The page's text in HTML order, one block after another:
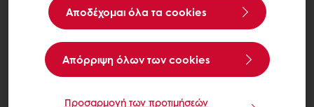
Αποδέχομαι όλα τα cookies
Aπόρριψη όλων των cookies
Προσαρμογή των προτιμήσεών